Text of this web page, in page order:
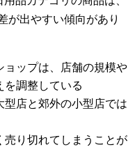
が出やすい傾向があり
ョップは、店舗の規模や
を調整している
型店と郊外の小型店では
売り切れてしまうことが